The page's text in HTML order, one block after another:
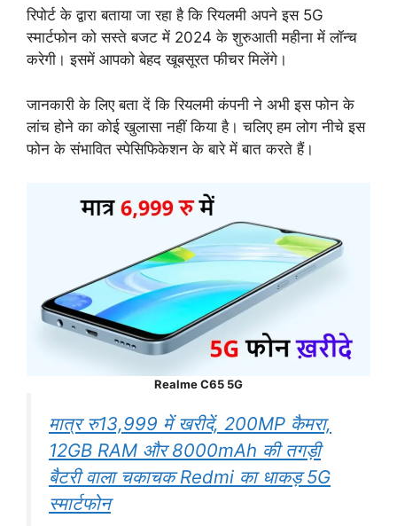
रिपोर्ट के द्वारा बताया जा रहा है कि रियलमी अपने इस 5G
स्मार्टफोन को सस्ते बजट में 2024 के शुरुआती महीना में लॉन्च
करेगी। इसमें आपको बेहद खूबसूरत फीचर मिलेंगे।
जानकारी के लिए बता दें कि रियलमी कंपनी ने अभी इस फोन के
लांच होने का कोई खुलासा नहीं किया है। चलिए हम लोग नीचे इस
फोन के संभावित स्पेसिफिकेशन के बारे में बात करते हैं।
Realme C65 5G
मात्र रु13,999 में खरीदें, 200MP कैमरा,
12GB RAM और 8000mAh की तगड़ी
बैटरी वाला चकाचक Redmi का धाकड़ 5G
स्मार्टफोन